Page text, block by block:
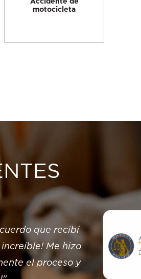
motocicleta
que recibí
Me hizo
el proceso y